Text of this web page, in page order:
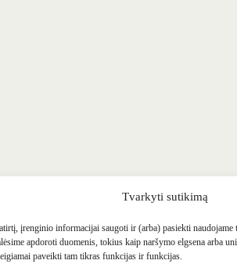
Tvarkyti sutikimą
įrenginio informacijai saugoti ir (arba) pasiekti
apdoroti duomenis, tokius kaip naršymo elgsena arba
paveikti tam tikras funkcijas ir funkcijas.